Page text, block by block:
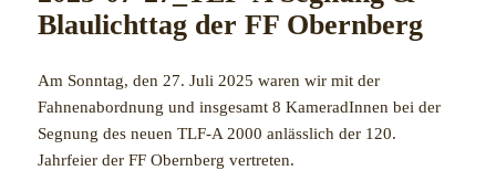
Blaulichttag der FF Obernberg
Am Sonntag, den 27. Juli 2025 waren wir mit der
Fahnenabordnung und insgesamt 8 KameradInnen bei der
Segnung des neuen TLF-A 2000 anlässlich der 120.
Jahrfeier der FF Obernberg vertreten.